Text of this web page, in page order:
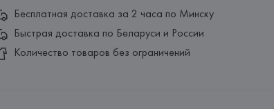
Бесплатная доставка за 2 часа по Минску
Быстрая доставка по Беларуси и России
Количество товаров без ограничений